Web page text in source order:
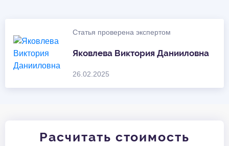
Статья проверена экспертом
Яковлева Виктория Данииловна
26.02.2025
Расчитать стоимость